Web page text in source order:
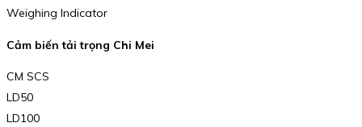
Weighing Indicator
Cảm biến tải trọng Chi Mei
CM SCS
LD50
LD100